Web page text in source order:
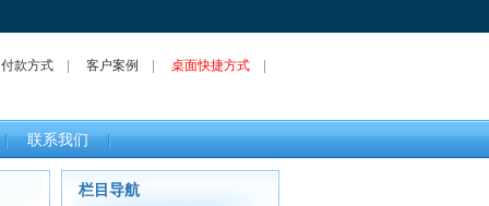
付款方式 客户案例 桌面快捷方式
联系我们
栏目导航